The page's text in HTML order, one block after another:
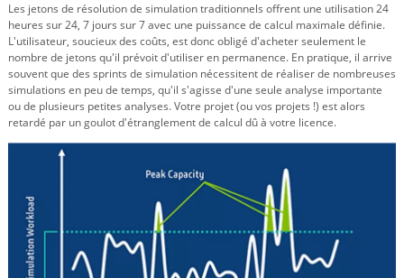
Les jetons de résolution de simulation traditionnels offrent une utilisation 24
heures sur 24, 7 jours sur 7 avec une puissance de calcul maximale définie.
L'utilisateur, soucieux des coûts, est donc obligé d'acheter seulement le
nombre de jetons qu'il prévoit d'utiliser en permanence. En pratique, il arrive
souvent que des sprints de simulation nécessitent de réaliser de nombreuses
simulations en peu de temps, qu'il s'agisse d'une seule analyse importante
ou de plusieurs petites analyses. Votre projet (ou vos projets !) est alors
retardé par un goulot d'étranglement de calcul dû à votre licence.